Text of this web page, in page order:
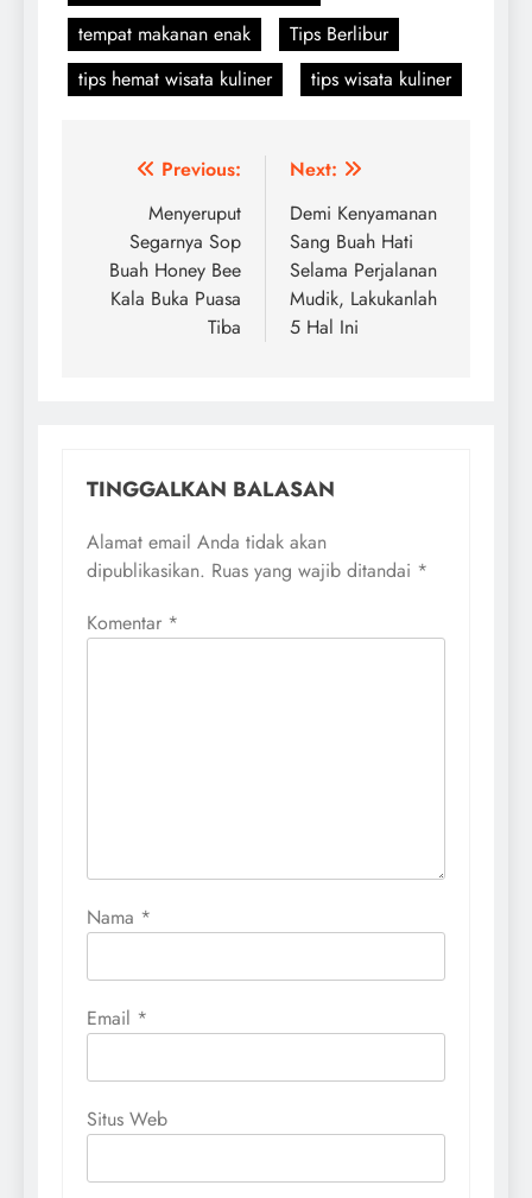
tempat makanan enak
Tips Berlibur
tips hemat wisata kuliner
tips wisata kuliner
NavigasiPrevious:
Menyeruput
Segarnya Sop
Buah Honey Bee
Kala Buka Puasa
Tiba
Next:
Demi Kenyamanan
Sang Buah Hati
Selama Perjalanan
Mudik, Lakukanlah
5 Hal Ini
TINGGALKAN BALASAN
Alamat email Anda tidak akan
dipublikasikan. Ruas yang wajib ditandai *
Komentar *
Nama *
Email *
Situs Web